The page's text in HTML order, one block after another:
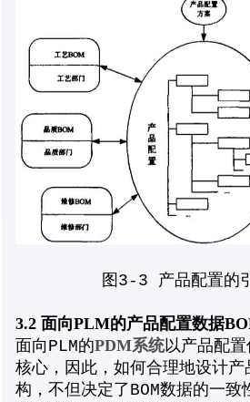
图3-3 产品配置的
3.2 面向PLM的产品配置数据
面向PLM的PDM系统以产品配
核心，因此，如何合理地设计产
构，不但决定了BOM数据的一致